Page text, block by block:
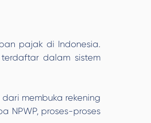
pajak di Indonesia.
dalam sistem
membuka rekening
NPWP, proses-proses